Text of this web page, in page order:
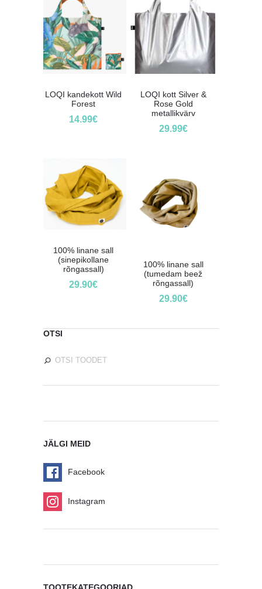
LOQI kandekott Wild
Forest
14.99€
LOQI kott Silver &
Rose Gold
metallikvärv
29.99€
100% linane sall
(sinepikollane
rõngassall)
29.90€
100% linane sall
(tumedam beež
rõngassall)
29.90€
OTSI
JÄLGI MEID
Facebook
Instagram